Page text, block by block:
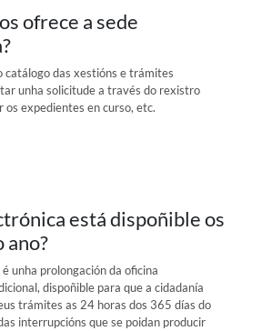
ofrece a sede
catálogo das xestións e trámites
unha solicitude a través do rexistro
os expedientes en curso, etc.
está dispoñible os
ano?
unha prolongación da oficina
dispoñible para que a cidadanía
trámites as 24 horas dos 365 días do
interrupcións que se poidan producir